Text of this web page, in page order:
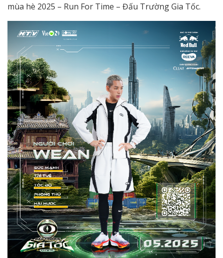
mùa hè 2025 – Run For Time – Đấu Trường Gia Tốc.